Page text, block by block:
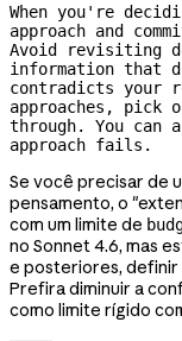
When you're
approach and
Avoid revisiting
information that
contradicts your
approaches, pick
through. You can
approach fails.
Se você precisar de
pensamento, o
com um limite de
no Sonnet 4.6, mas
e posteriores, definir
Prefira diminuir a
como limite rígido